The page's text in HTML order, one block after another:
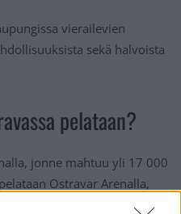
vierailevien
sekä halvoista
pelataan?
jonne mahtuu yli 17 000
Ostravar Arenalla,
ihmistä. Leijonien pelipaikka